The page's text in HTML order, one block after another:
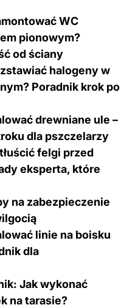
pionowym?
od ściany
halogeny w
Poradnik krok po
drewniane ule –
dla pszczelarzy
felgi przed
eksperta, które
na zabezpieczenie
linie na boisku
dla
Jak wykonać
na tarasie?